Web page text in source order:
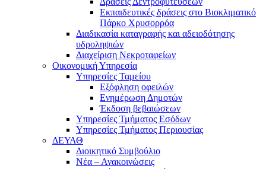
Εκπαιδευτικές δράσεις στο Βιοκλιματικό
Πάρκο Χρυσορρόα
Διαδικασία καταγραφής και αδειοδότησης
υδροληψιών
Διαχείριση Νεκροταφείων
Οικονομική Υπηρεσία
Υπηρεσίες Ταμείου
Εξόφληση οφειλών
Ενημέρωση Δημοτών
Έκδοση βεβαιώσεων
Υπηρεσίες Τμήματος Εσόδων
Υπηρεσίες Τμήματος Περιουσίας
ΔΕΥΑΘ
Διοικητικό Συμβούλιο
Νέα – Ανακοινώσεις